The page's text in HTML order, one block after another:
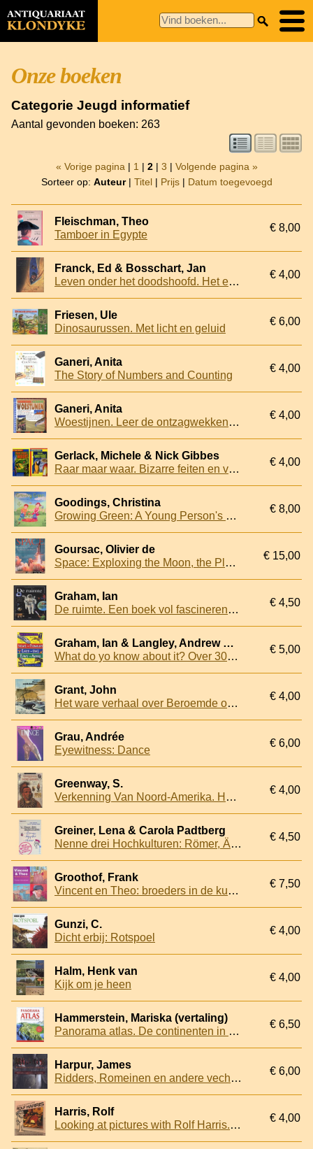
Onze boeken
Categorie Jeugd informatief
Aantal gevonden boeken: 263
« Vorige pagina | 1 | 2| 3 | Volgende pagina »
Sorteer op: Auteur| Titel| Prijs| Datum toegevoegd
Fleischman, Theo
Tamboer in Egypte
€ 8,00
Franck, Ed & Bosschart, Jan
Leven onder het doodshoofd. Het echte verhaal van de piraten
€ 4,00
Friesen, Ule
Dinosaurussen. Met licht en geluid
€ 6,00
Ganeri, Anita
The Story of Numbers and Counting
€ 4,00
Ganeri, Anita
Woestijnen. Leer de ontzagwekkende woestijnen kennen: van de warmste plekken op aarde tot ijskoude woestenijen en ontdek hoe woestijnen ontstaan en waardoor de groter worden
€ 4,00
Gerlack, Michele & Nick Gibbes
Raar maar waar. Bizarre feiten en vreemde verschjinselen / Onze wereld. Fantastische feiten over onze wereld (2 delen)
€ 4,00
Goodings, Christina
Growing Green: A Young Person's Guide to Taking Care of the Planet
€ 8,00
Goursac, Olivier de
Space: Exploxing the Moon, the Planets and Beyond
€ 15,00
Graham, Ian
De ruimte. Een boek vol fascinerende feiten en projecten om zelf uit te voeren
€ 4,50
Graham, Ian & Langley, Andrew & Sterry, Paul
What do yo know about it? Over 303 questions and answers. Science and Technology/Earth and Space/Plants and Animals
€ 5,00
Grant, John
Het ware verhaal over Beroemde ontdekkingsreizen
€ 4,00
Grau, Andrée
Eyewitness: Dance
€ 6,00
Greenway, S.
Verkenning Van Noord-Amerika. Het verhaal van de ontdeking van de Nieuwe Wereld
€ 4,00
Greiner, Lena & Carola Padtberg
Nenne drei Hochkulturen: Römer, Ägypter, Imker: Neue witzige Schülerantworten
€ 4,50
Groothof, Frank
Vincent en Theo: broeders in de kunst
€ 7,50
Gunzi, C.
Dicht erbij: Rotspoel
€ 4,00
Halm, Henk van
Kijk om je heen
€ 4,00
Hammerstein, Mariska (vertaling)
Panorama atlas. De continenten in reliëf
€ 6,50
Harpur, James
Ridders, Romeinen en andere vechtjassen. Alle feiten, tactieken en triomfen van de grootste vechters uit de geschiedenis
€ 6,00
Harris, Rolf
Looking at pictures with Rolf Harris. A children's introduction to famous paintings
€ 4,00